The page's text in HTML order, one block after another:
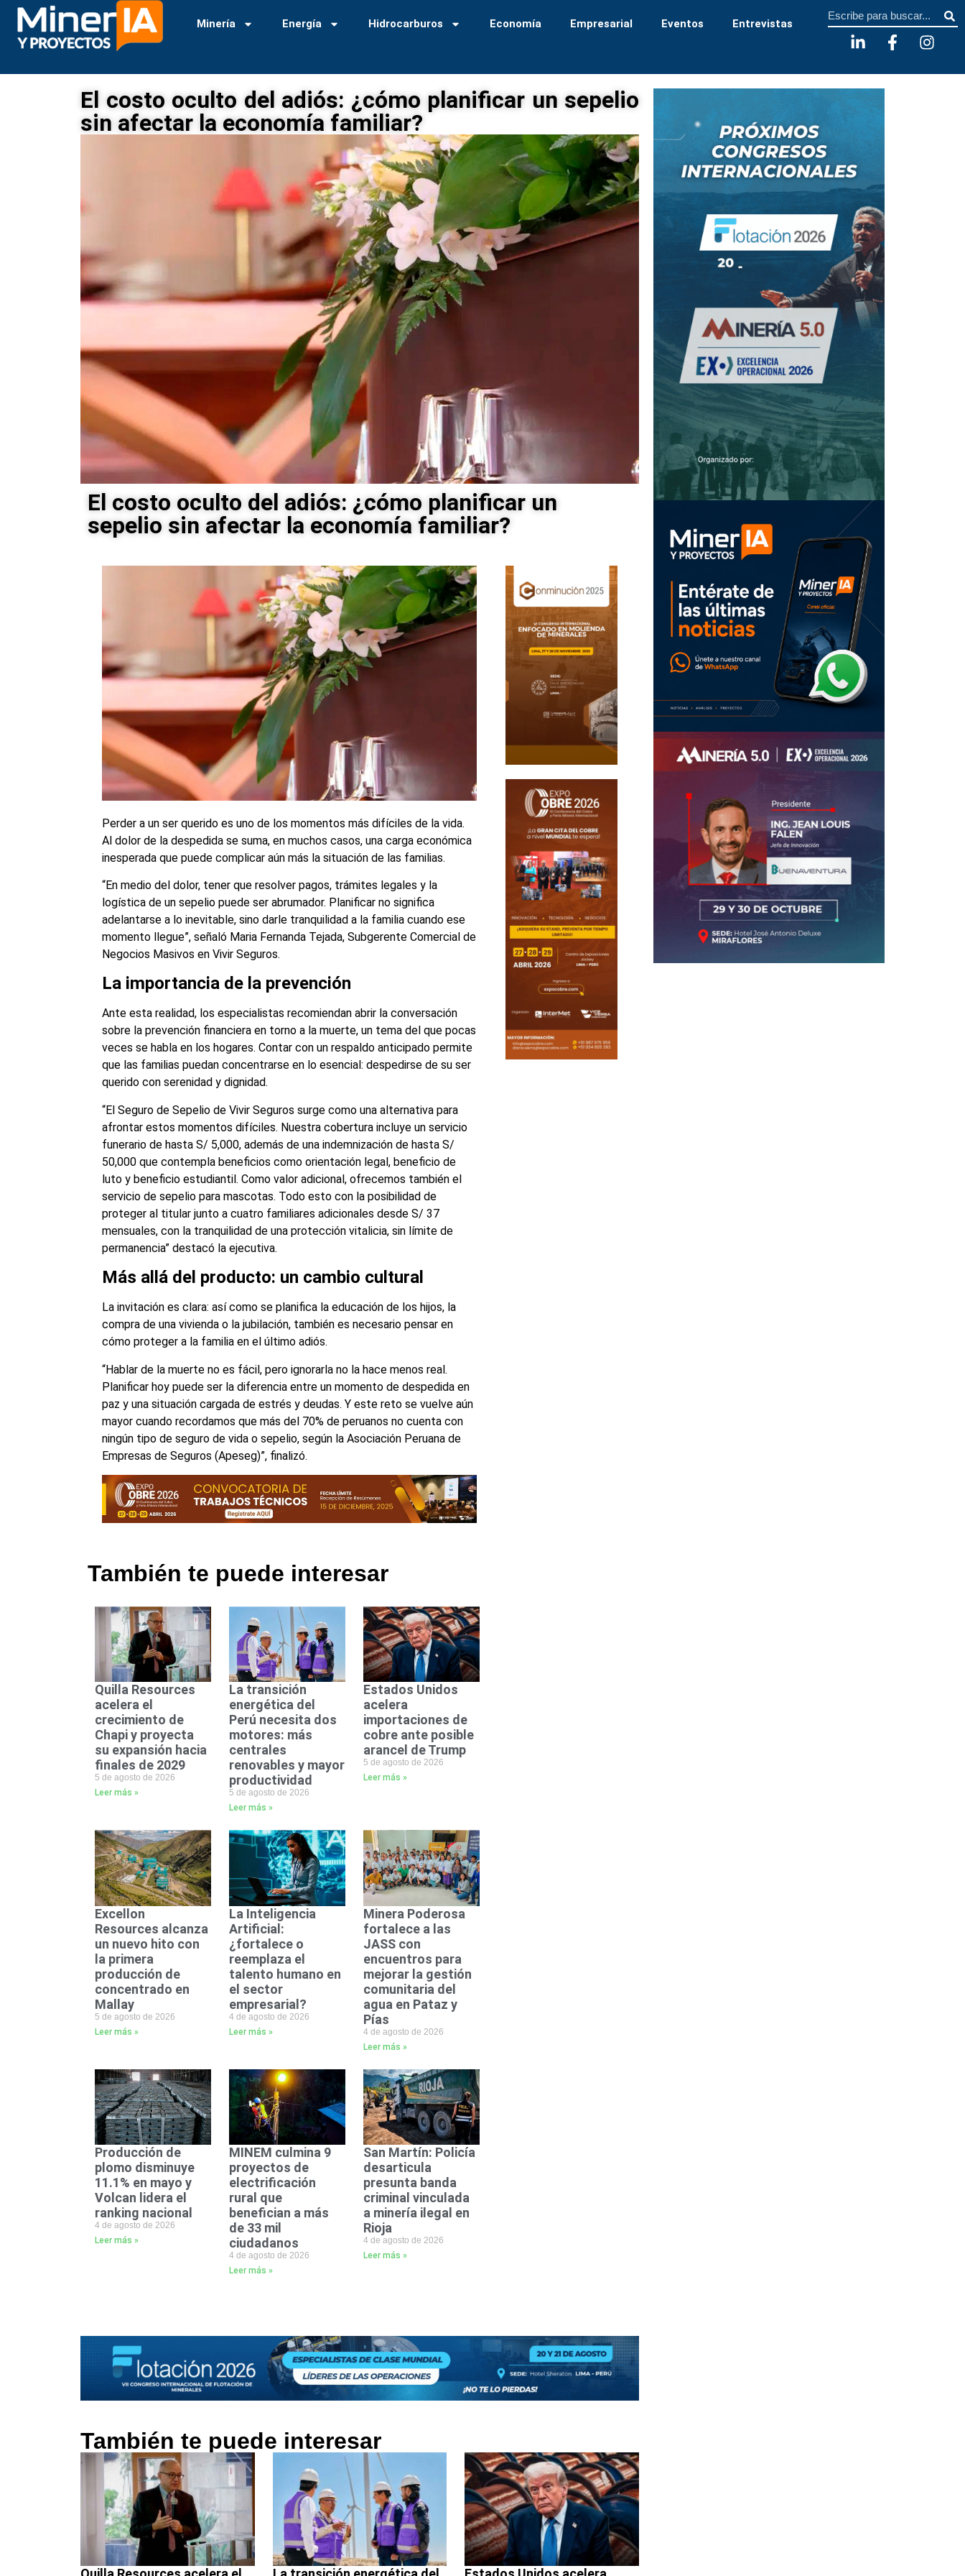
Minería Energía Hidrocarburos Economía Empresarial Eventos Entrevistas
El costo oculto del adiós: ¿cómo planificar un sepelio
sin afectar la economía familiar?
El costo oculto del adiós: ¿cómo planificar un
sepelio sin afectar la economía familiar?
Perder a un ser querido es uno de los momentos más difíciles de la vida.
Al dolor de la despedida se suma, en muchos casos, una carga económica
inesperada que puede complicar aún más la situación de las familias.
“En medio del dolor, tener que resolver pagos, trámites legales y la
logística de un sepelio puede ser abrumador. Planificar no significa
adelantarse a lo inevitable, sino darle tranquilidad a la familia cuando ese
momento llegue”, señaló Maria Fernanda Tejada, Subgerente Comercial de
Negocios Masivos en Vivir Seguros.
La importancia de la prevención
Ante esta realidad, los especialistas recomiendan abrir la conversación
sobre la prevención financiera en torno a la muerte, un tema del que pocas
veces se habla en los hogares. Contar con un respaldo anticipado permite
que las familias puedan concentrarse en lo esencial: despedirse de su ser
querido con serenidad y dignidad.
“El Seguro de Sepelio de Vivir Seguros surge como una alternativa para
afrontar estos momentos difíciles. Nuestra cobertura incluye un servicio
funerario de hasta S/ 5,000, además de una indemnización de hasta S/
50,000 que contempla beneficios como orientación legal, beneficio de
luto y beneficio estudiantil. Como valor adicional, ofrecemos también el
servicio de sepelio para mascotas. Todo esto con la posibilidad de
proteger al titular junto a cuatro familiares adicionales desde S/ 37
mensuales, con la tranquilidad de una protección vitalicia, sin límite de
permanencia” destacó la ejecutiva.
Más allá del producto: un cambio cultural
La invitación es clara: así como se planifica la educación de los hijos, la
compra de una vivienda o la jubilación, también es necesario pensar en
cómo proteger a la familia en el último adiós.
“Hablar de la muerte no es fácil, pero ignorarla no la hace menos real.
Planificar hoy puede ser la diferencia entre un momento de despedida en
paz y una situación cargada de estrés y deudas. Y este reto se vuelve aún
mayor cuando recordamos que más del 70% de peruanos no cuenta con
ningún tipo de seguro de vida o sepelio, según la Asociación Peruana de
Empresas de Seguros (Apeseg)”, finalizó.
También te puede interesar
Quilla Resources
acelera el
crecimiento de
Chapi y proyecta
su expansión hacia
finales de 2029
5 de agosto de 2026
Leer más »
La transición
energética del
Perú necesita dos
motores: más
centrales
renovables y mayor
productividad
5 de agosto de 2026
Leer más »
Estados Unidos
acelera
importaciones de
cobre ante posible
arancel de Trump
5 de agosto de 2026
Leer más »
Excellon
Resources alcanza
un nuevo hito con
la primera
producción de
concentrado en
Mallay
5 de agosto de 2026
Leer más »
La Inteligencia
Artificial:
¿fortalece o
reemplaza el
talento humano en
el sector
empresarial?
4 de agosto de 2026
Leer más »
Minera Poderosa
fortalece a las
JASS con
encuentros para
mejorar la gestión
comunitaria del
agua en Pataz y
Pías
4 de agosto de 2026
Leer más »
Producción de
plomo disminuye
11.1% en mayo y
Volcan lidera el
ranking nacional
4 de agosto de 2026
Leer más »
MINEM culmina 9
proyectos de
electrificación
rural que
benefician a más
de 33 mil
ciudadanos
4 de agosto de 2026
Leer más »
San Martín: Policía
desarticula
presunta banda
criminal vinculada
a minería ilegal en
Rioja
4 de agosto de 2026
Leer más »
También te puede interesar